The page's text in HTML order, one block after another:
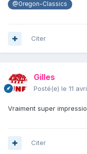
@Oregon-Classics
Citer
Gilles
Posté(e) le 11
Vraiment super
Citer